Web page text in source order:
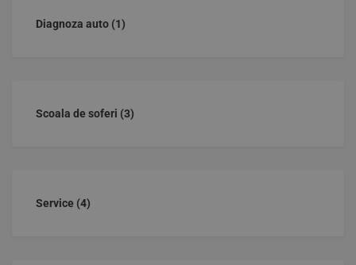
Diagnoza auto (1)
Scoala de soferi (3)
Service (4)